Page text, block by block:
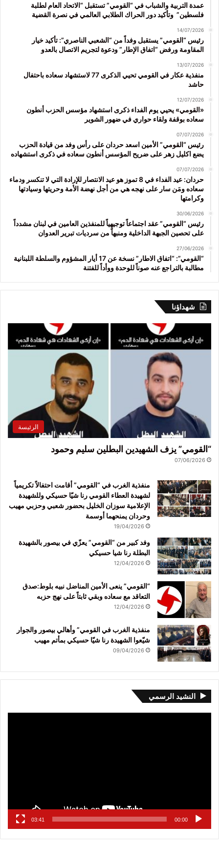
عمدة التربية والشباب في “القومي” تستقبل “الاتحاد العام لطلبة
فلسطين” وتأكيد دور الحراك الطلابي العالمي في نصرة القضية
14/07/2026
رئيس “القومي” يستقبل وفداً من “الشعبي الناصري”: تأكيد خيار
المقاومة ورفض “اتفاق الإطار” ودعوة لتجريم الاتصال بالعدو
13/07/2026
منفذية عكار في القومي تحيي الذكرى 77 لاستشهاد سعاده باحتفال
حاشد
12/07/2026
«القومي» يحيي يوم الفداء ذكرى استشهاد مؤسس الحزب أنطون
سعاده بوقفة ولقاء حواري في ضهور الشوير
07/07/2026
رئيس “القومي” الأمين اسعد حردان على رأس وفد من قيادة الحزب
يضع اكليل زهر على ضريح المؤسس أنطون سعاده في ذكرى استشهاده
07/07/2026
حردان: عيد الفداء في 8 تموز هو عيد الانتصار للإرادة التي لا تنكسر ودماء
سعاده ومَن سار على نهجه هي من أجل نهضة الأمة وحريتها وسيادتها
وكرامتها
30/06/2026
رئيس “القومي” عقد اجتماعاً توجيهياً للمنفذين العامين في لبنان مشدداً
على تحصين الجبهة الداخلية ومنبهاً من سرديات تبرير العدوان
27/06/2026
“القومي”: “اتفاق الاطار” نسخة عن 17 أيار المشؤوم والسلطة اللبنانية
مطالبة بالتراجع عنه صوناً للوحدة ووأداً للفتنة
شهداؤنا
الرئيسة
“القومي” يزف الشهيدين البطلين سليم وحمود
07/06/2026
منفذية الغرب في “القومي” أقامت احتفالاً تكريمياً
لشهيدة العطاء القومي رنا شيّا حسيكي وللشهيدة
الإعلامية سوزان الخليل بحضور شعبي وحزبي مهيب
وحردان يمنحهما أوسمة
19/04/2026
وفد كبير من “القومي” يعزّي في بيصور بالشهيدة
البطلة رنا شيا حسيكي
12/04/2026
“القومي” ينعى الأمين المناضل نبيه بلوط:صدق
التعاقد مع سعاده وبقي ثابتاً على نهج حزبه
12/04/2026
منفذية الغرب في القومي” وأهالي بيصور والجوار
شيّعوا الشهيدة رنا شيّا حسيكي بمأتم مهيب
09/04/2026
النشيد الرسمي
00:00
03:41